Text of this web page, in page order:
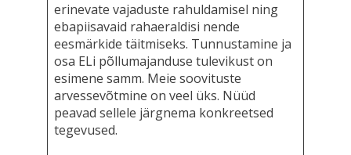
erinevate vajaduste rahuldamisel ning
ebapiisavaid rahaeraldisi nende
eesmärkide täitmiseks. Tunnustamine ja
osa ELi põllumajanduse tulevikust on
esimene samm. Meie soovituste
arvessevõtmine on veel üks. Nüüd
peavad sellele järgnema konkreetsed
tegevused.